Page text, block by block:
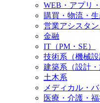
WEB・アプリ
購買・物流・
営業アシスタ
金融
IT（PM・SE）
技術系（機械設
建築系（設計・
土木系
メディカル・
医療・介護・